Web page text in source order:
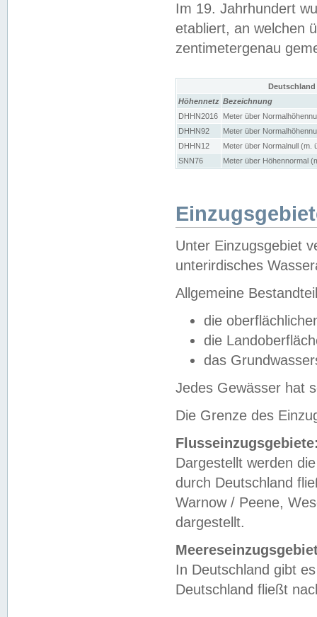
Im 19. Jahrhundert
etabliert, an welchen
zentimetergenau
Höhennetz Bezeichnung
DHHN2016
Meter über
DHHN92
Meter über
DHHN12
Meter über Normalnull (m.
SNN76
Meter über Höhennormal
Unter Einzugsgebiet
unterirdisches
Allgemeine
die
die
das
Jedes Gewässer hat
Die Grenze des
Dargestellt werden
durch Deutschland
Warnow / Peene,
dargestellt.
In Deutschland gibt
Deutschland fließt